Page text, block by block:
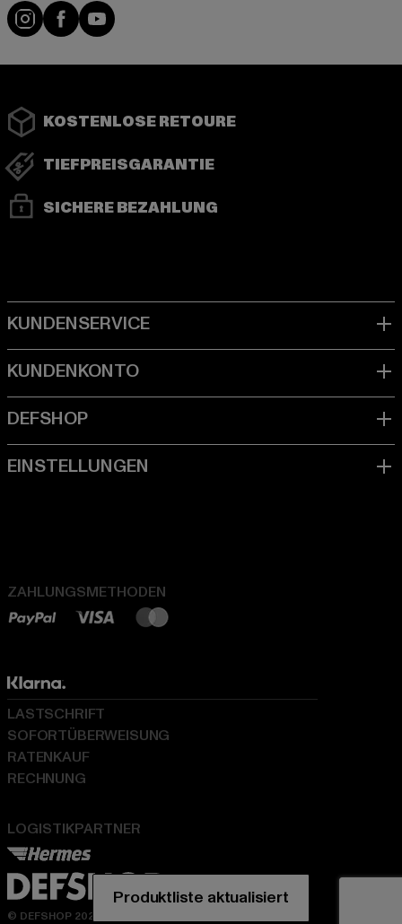
Instagram
FacebookYouTube
KOSTENLOSE RETOURE
TIEFPREISGARANTIE
SICHERE BEZAHLUNG
ZAHLUNGSMETHODEN
LOGISTIKPARTNER
LASTSCHRIFT
SOFORTÜBERWEISUNG
RATENKAUF
RECHNUNG
© DEFSHOP 2026. Alle Rechte vorbehalten